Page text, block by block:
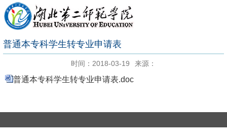
普通本专科学生转专业申请表
时间：2018-03-19 来源：
普通本专科学生转专业申请表.doc